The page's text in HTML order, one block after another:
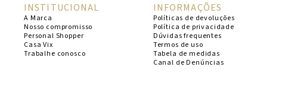
INSTITUCIONAL
A Marca
Nosso compromisso
Personal Shopper
Casa Vix
Trabalhe conosco
INFORMAÇÕES
Políticas de devoluções
Política de privacidade
Dúvidas frequentes
Termos de uso
Tabela de medidas
Canal de Denúncias